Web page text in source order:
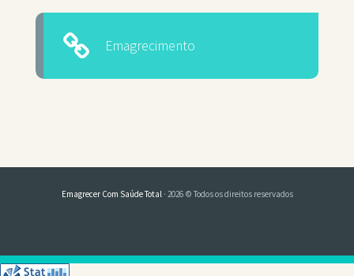
Emagrecimento
Emagrecer Com Saúde Total · 2026 © Todos os direitos reservados